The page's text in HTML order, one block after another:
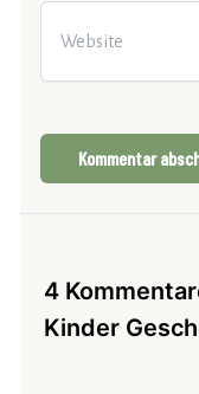
Website
4
Kinder